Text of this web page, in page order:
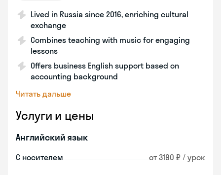
Lived in Russia since 2016, enriching cultural
exchange
Combines teaching with music for engaging
lessons
Offers business English support based on
accounting background
Читать дальше
Услуги и цены
Английский язык
С носителем от 3190 ₽ / урок